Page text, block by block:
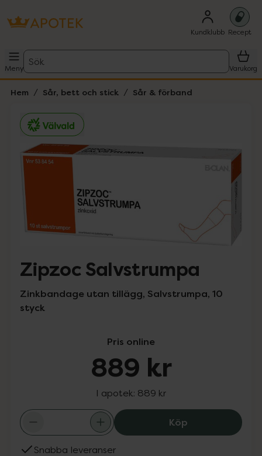
Kundklubb Recept
Meny
Sök
Varukorg
Hem Sår, bett och stick Sår & förband
Lista: . Innehåller 1 objekt.
Hoppa över Lista
Zipzoc Salvstrumpa
Zinkbandage utan tillägg, Salvstrumpa, 10
styck
Pris online
889 kr
I apotek: 889 kr
KöpZipzoc
Snabba leveranser